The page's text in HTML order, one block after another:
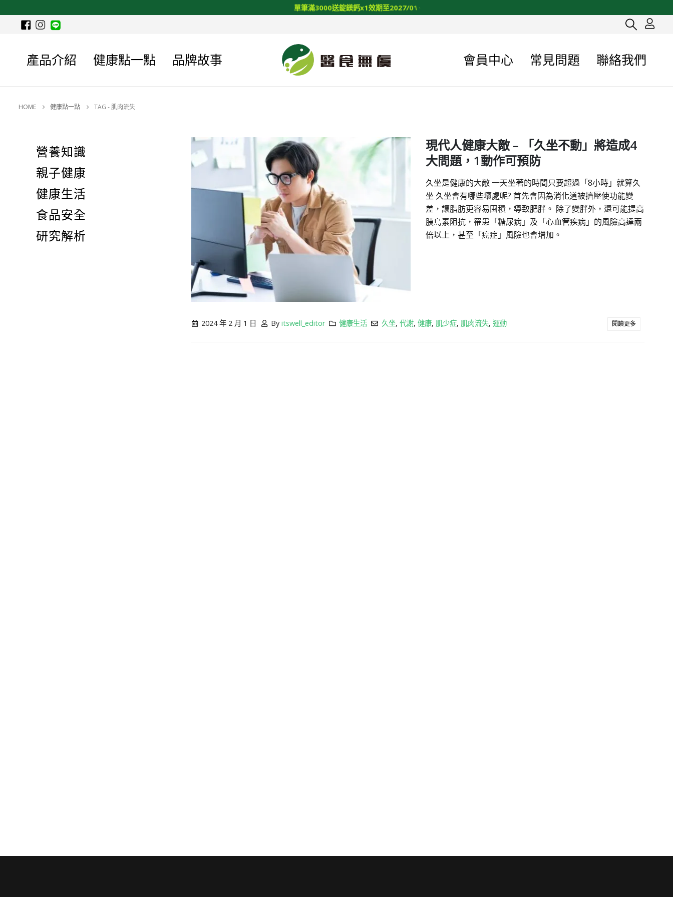
000送錠鎂鈣x1效期至2027/01/14
產品介紹 健康點一點 品牌故事 會員中心 常見問題 聯絡我們
HOME 健康點一點 TAG -肌肉流失
現代人健康大敵 – 「久坐不動」將造成4
大問題，1動作可預防
久坐是健康的大敵 一天坐著的時間只要超過「8小時」就算久
坐 久坐會有哪些壞處呢? 首先會因為消化道被擠壓使功能變
差，讓脂肪更容易囤積，導致肥胖。 除了變胖外，還可能提高
胰島素阻抗，罹患「糖尿病」及「心血管疾病」的風險高達兩
倍以上，甚至「癌症」風險也會增加。
2024 年 2 月 1 日 By itswell_editor 健康生活 久坐, 代謝, 健康, 肌少症, 肌肉流失, 運動 閱讀更多
營養知識
親子健康
健康生活
食品安全
研究解析